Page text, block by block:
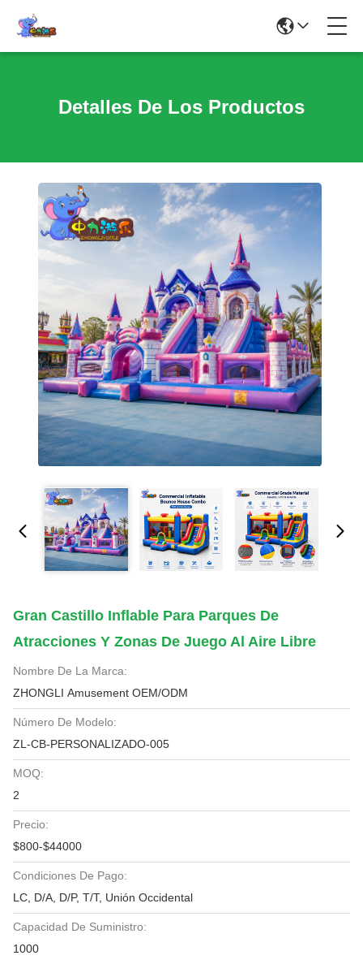
Detalles De Los Productos
Gran Castillo Inflable Para Parques De
Atracciones Y Zonas De Juego Al Aire Libre
Nombre De La Marca:
ZHONGLI Amusement OEM/ODM
Número De Modelo:
ZL-CB-PERSONALIZADO-005
MOQ:
2
Precio:
$800-$44000
Condiciones De Pago:
LC, D/A, D/P, T/T, Unión Occidental
Capacidad De Suministro:
1000